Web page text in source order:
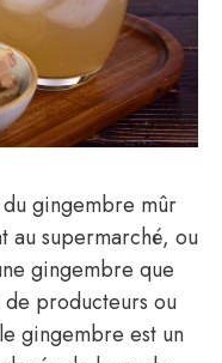
gingembre mûr
au supermarché, ou
gingembre que
producteurs ou
gingembre est un